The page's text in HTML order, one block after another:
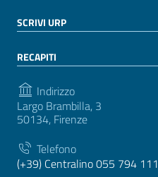
SCRIVI URP
RECAPITI
Indirizzo
Largo Brambilla, 3
50134, Firenze
Telefono
(+39) Centralino 055 794 111